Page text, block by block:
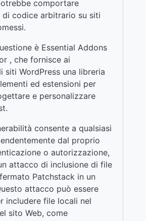
comportare
di codice arbitrario su siti
è Essential Addons
, che fornisce ai
siti WordPress una libreria
ed estensioni per
e personalizzare
consente a qualsiasi
dal proprio
o autorizzazione,
attacco di inclusione di file
Patchstack in un
attacco può essere
includere file locali nel
sito Web, come